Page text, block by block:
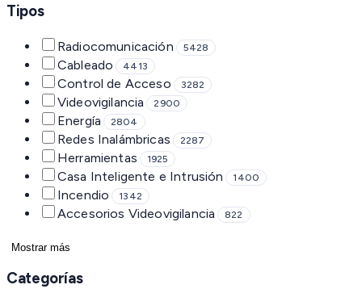
Tipos
Radiocomunicación 5428
Cableado 4413
Control de Acceso 3282
Videovigilancia 2900
Energía 2804
Redes Inalámbricas 2287
Herramientas 1925
Casa Inteligente e Intrusión 1400
Incendio 1342
Accesorios Videovigilancia 822
Mostrar más
Categorías